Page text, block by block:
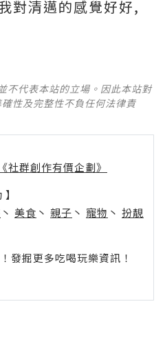
對清邁的感覺好好,
不代表本站的立場。因此本站對
性及完整性不負任何法律責
社群創作有價企劃》
丶 美食 丶 親子 丶 寵物 丶 扮靚
掘更多吃喝玩樂資訊！